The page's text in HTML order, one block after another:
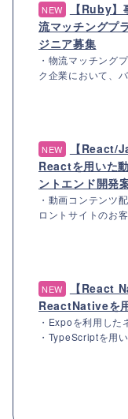
NEW
【Ruby
流マッチングプ
ジニア募集
・物流マッチング
ク企業において、
NEW
【React/
Reactを用いた
ントエンド開発
・動画コンテンツ
ロントサイトのお
NEW
【React
ReactNativeを
・Expoを利用した
・TypeScriptを用